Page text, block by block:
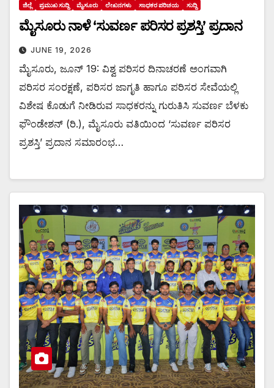
ಜಿಲ್ಲೆ ಪ್ರಮುಖ ಸುದ್ದಿ ಮೈಸೂರು ಲೇಖನಗಳು ಸಾಧಕರ ಪರಿಚಯ ಸುದ್ದಿ
ಮೈಸೂರು ನಾಳೆ ‘ಸುವರ್ಣ ಪರಿಸರ ಪ್ರಶಸ್ತಿ’ ಪ್ರದಾನ
JUNE 19, 2026
ಮೈಸೂರು, ಜೂನ್ 19: ವಿಶ್ವ ಪರಿಸರ ದಿನಾಚರಣೆ ಅಂಗವಾಗಿ
ಪರಿಸರ ಸಂರಕ್ಷಣೆ, ಪರಿಸರ ಜಾಗೃತಿ ಹಾಗೂ ಪರಿಸರ ಸೇವೆಯಲ್ಲಿ
ವಿಶೇಷ ಕೊಡುಗೆ ನೀಡಿರುವ ಸಾಧಕರನ್ನು ಗುರುತಿಸಿ ಸುವರ್ಣ ಬೆಳಕು
ಫೌಂಡೇಶನ್ (ರಿ.), ಮೈಸೂರು ವತಿಯಿಂದ ‘ಸುವರ್ಣ ಪರಿಸರ
ಪ್ರಶಸ್ತಿ’ ಪ್ರದಾನ ಸಮಾರಂಭ…